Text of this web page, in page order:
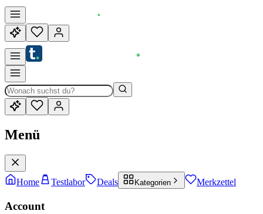
Menü
Home Testlabor Deals Kategorien Merkzettel
Account